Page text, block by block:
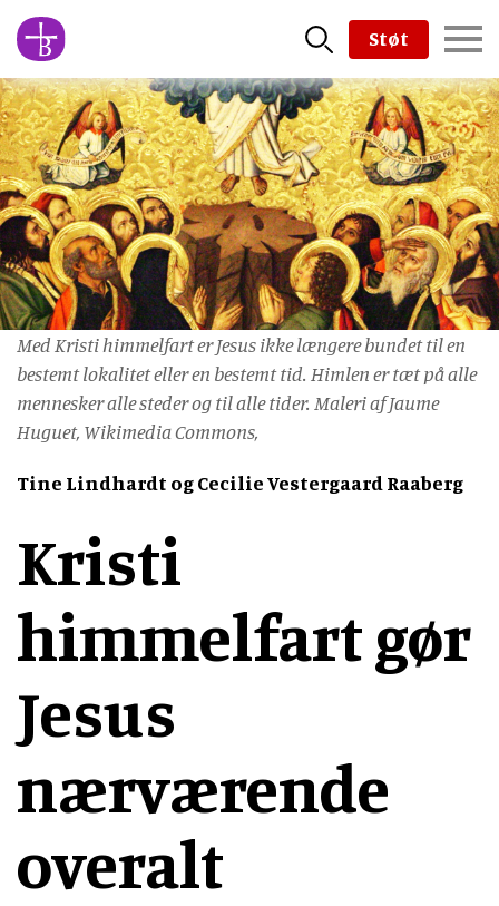
Skip
to
main
content
Støt
Med Kristi himmelfart er Jesus ikke længere bundet til en
bestemt lokalitet eller en bestemt tid. Himlen er tæt på alle
mennesker alle steder og til alle tider. Maleri af Jaume
Huguet, Wikimedia Commons,
Tine Lindhardt og Cecilie Vestergaard Raaberg
Kristi
himmelfart gør
Jesus
nærværende
overalt